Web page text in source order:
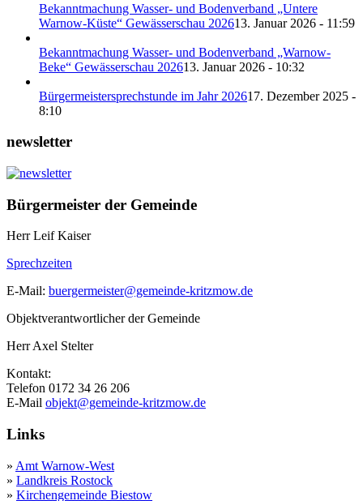
Bekanntmachung Wasser- und Bodenverband „Untere
Warnow-Küste“ Gewässerschau 202613. Januar 2026 - 11:59
Bekanntmachung Wasser- und Bodenverband „Warnow-
Beke“ Gewässerschau 202613. Januar 2026 - 10:32
Bürgermeistersprechstunde im Jahr 202617. Dezember 2025 -
8:10
newsletter
Bürgermeister der Gemeinde
Herr Leif Kaiser
Sprechzeiten
E-Mail: buergermeister@gemeinde-kritzmow.de
Objektverantwortlicher der Gemeinde
Herr Axel Stelter
Kontakt:
Telefon 0172 34 26 206
E-Mail objekt@gemeinde-kritzmow.de
Links
» Amt Warnow-West
» Landkreis Rostock
» Kirchengemeinde Biestow